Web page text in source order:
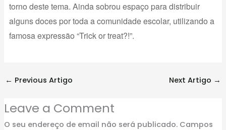
torno deste tema. Ainda sobrou espaço para distribuir
alguns doces por toda a comunidade escolar, utilizando a
famosa expressão “Trick or treat?!”.
← Previous Artigo Next Artigo →
Leave a Comment
O seu endereço de email não será publicado. Campos